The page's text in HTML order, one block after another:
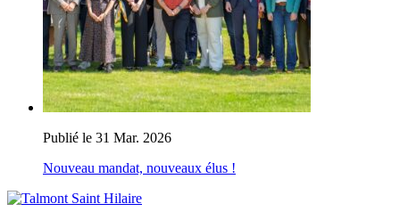
Publié le 31 Mar. 2026
Nouveau mandat, nouveaux élus !